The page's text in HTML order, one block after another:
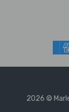
2026 ©